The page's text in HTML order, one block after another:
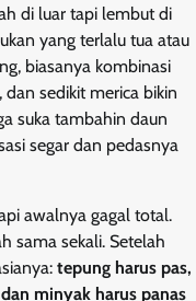
di luar tapi lembut di
yang terlalu tua atau
biasanya kombinasi
sedikit merica bikin
suka tambahin daun
segar dan pedasnya
awalnya gagal total.
sama sekali. Setelah
tepung harus pas,
minyak harus panas